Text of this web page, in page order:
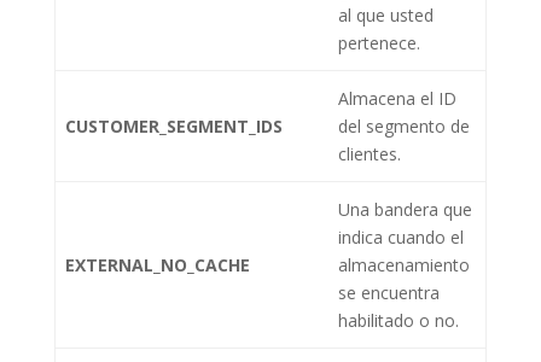
al que usted
pertenece.
CUSTOMER_SEGMENT_IDS
Almacena el ID
del segmento de
clientes.
EXTERNAL_NO_CACHE
Una bandera que
indica cuando el
almacenamiento
se encuentra
habilitado o no.